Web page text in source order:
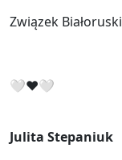
Związek
🤍❤🤍
Julita Stepaniuk